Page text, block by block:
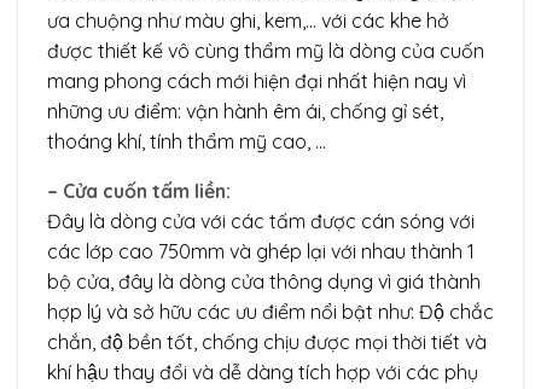
ưa chuộng như màu ghi, kem,… với các khe hở
được thiết kế vô cùng thẩm mỹ là dòng của cuốn
mang phong cách mới hiện đại nhất hiện nay vì
những ưu điểm: vận hành êm ái, chống gỉ sét,
thoáng khí, tính thẩm mỹ cao, …
– Cửa cuốn tấm liền:
Đây là dòng cửa với các tấm được cán sóng với
các lớp cao 750mm và ghép lại với nhau thành 1
bộ cửa, đây là dòng cửa thông dụng vì giá thành
hợp lý và sở hữu các ưu điểm nổi bật như: Độ chắc
chắn, độ bền tốt, chống chịu được mọi thời tiết và
khí hậu thay đổi và dễ dàng tích hợp với các phụ